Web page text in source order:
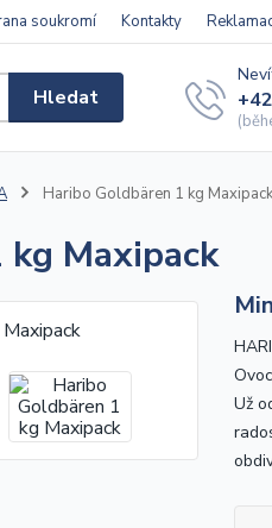
soukromí Kontakty
Hledat
Haribo Goldbären 1 kg Maxipack
Maxipack
Už